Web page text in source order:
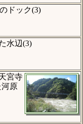
ドック(3)
水辺(3)
宮寺
原